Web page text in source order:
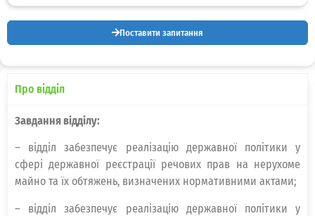
Поставити запитання
Про відділ
Завдання відділу:
– відділ забезпечує реалізацію державної політики у
сфері державної реєстрації речових прав на нерухоме
майно та їх обтяжень, визначених нормативними актами;
– відділ забезпечує реалізацію державної політики у